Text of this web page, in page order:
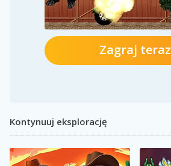
Zagraj teraz
Kontynuuj eksplorację